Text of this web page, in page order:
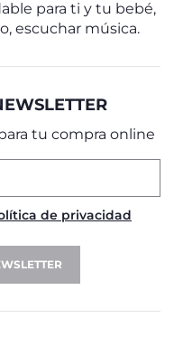
para ti y tu bebé,
escuchar música.
tu compra online
de privacidad